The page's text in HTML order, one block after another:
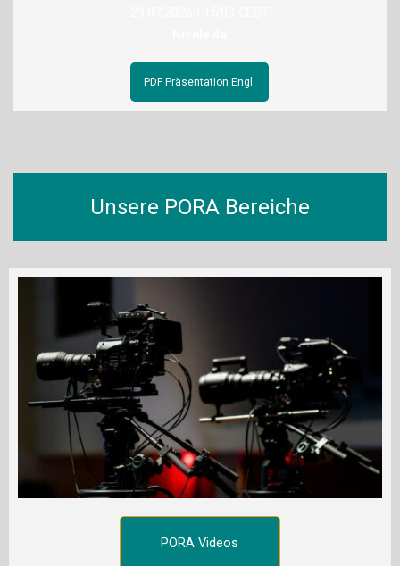
PDF Präsentation Engl.
Unsere PORA Bereiche
PORA Videos